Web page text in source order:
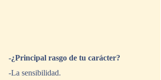
-¿Principal rasgo de tu carácter?
-La sensibilidad.